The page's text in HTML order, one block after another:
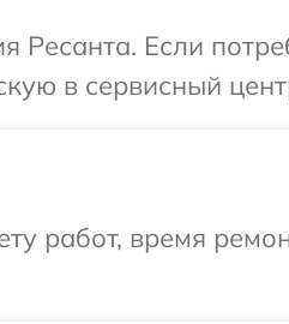
Ресанта. Если
в сервисный
работ, время